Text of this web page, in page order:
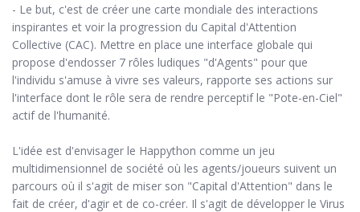
- Le but, c'est de créer une carte mondiale des interactions
inspirantes et voir la progression du Capital d'Attention
Collective (CAC). Mettre en place une interface globale qui
propose d'endosser 7 rôles ludiques "d'Agents" pour que
l'individu s'amuse à vivre ses valeurs, rapporte ses actions sur
l'interface dont le rôle sera de rendre perceptif le "Pote-en-Ciel"
actif de l'humanité.
L'idée est d'envisager le Happython comme un jeu
multidimensionnel de société où les agents/joueurs suivent un
parcours où il s'agit de miser son "Capital d'Attention" dans le
fait de créer, d'agir et de co-créer. Il s'agit de développer le Virus